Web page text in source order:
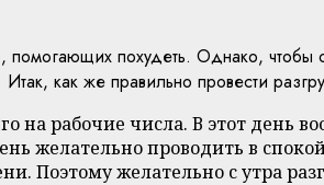
похудеть. Однако, чтобы
как же правильно провести
на рабочие числа. В этот день
желательно проводить в
Поэтому желательно с утра